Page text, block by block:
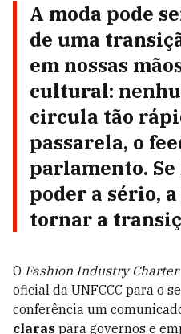
A moda pode
de uma
em nossas
cultural:
circula tão
passarela, o
parlamento.
poder a sério,
tornar a
O Fashion Industry
oficial da UNFCCC para o
conferência um
claras para governos e